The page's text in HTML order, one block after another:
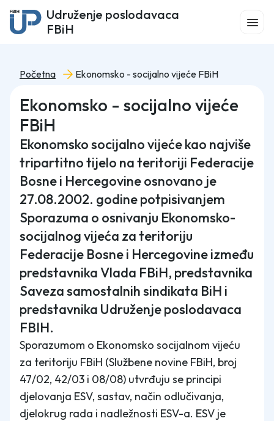
Udruženje poslodavaca
FBiH
Početna Ekonomsko - socijalno vijeće FBiH
Ekonomsko - socijalno vijeće
FBiH
Ekonomsko socijalno vijeće kao najviše
tripartitno tijelo na teritoriji Federacije
Bosne i Hercegovine osnovano je
27.08.2002. godine potpisivanjem
Sporazuma o osnivanju Ekonomsko-
socijalnog vijeća za teritoriju
Federacije Bosne i Hercegovine između
predstavnika Vlada FBiH, predstavnika
Saveza samostalnih sindikata BiH i
predstavnika Udruženje poslodavaca
FBIH.
Sporazumom o Ekonomsko socijalnom vijeću
za teritoriju FBiH (Službene novine FBiH, broj
47/02, 42/03 i 08/08) utvrđuju se principi
djelovanja ESV, sastav, način odlučivanja,
djelokrug rada i nadležnosti ESV-a. ESV je